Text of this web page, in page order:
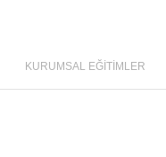
KURUMSAL EĞİTİMLER